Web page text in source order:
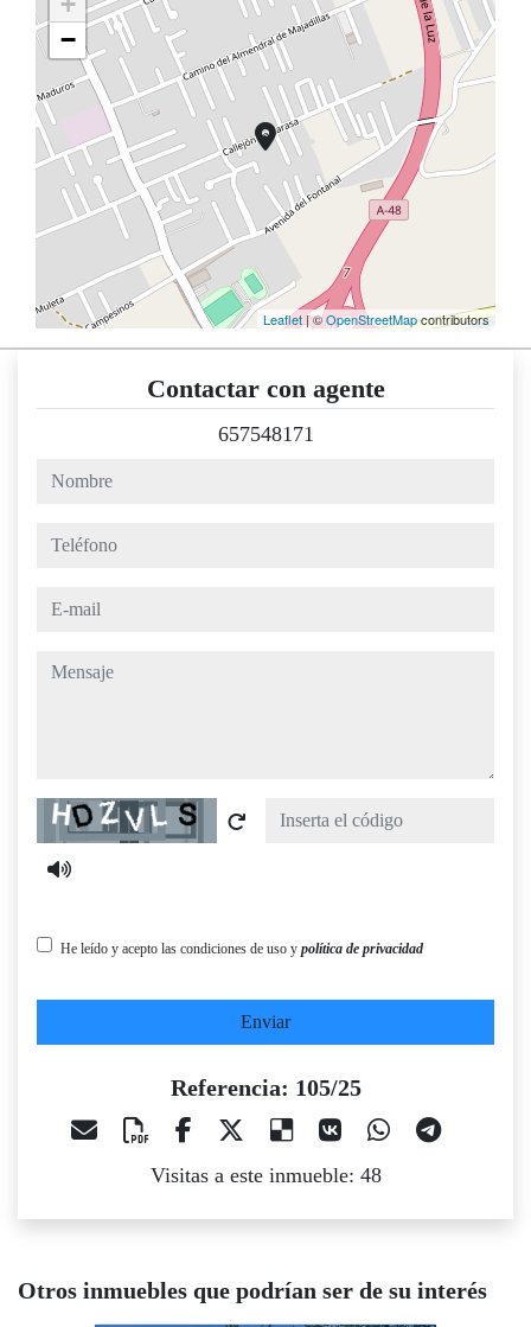
−
Leaflet | ©OpenStreetMapcontributors
Contactar con agente
657548171
nombre
teléfono
e-mail
mensaje
Captcha
He leído y acepto las condiciones de uso y política de privacidad
Enviar
Referencia: 105/25
Visitas a este inmueble: 48
Otros inmuebles que podrían ser de su interés